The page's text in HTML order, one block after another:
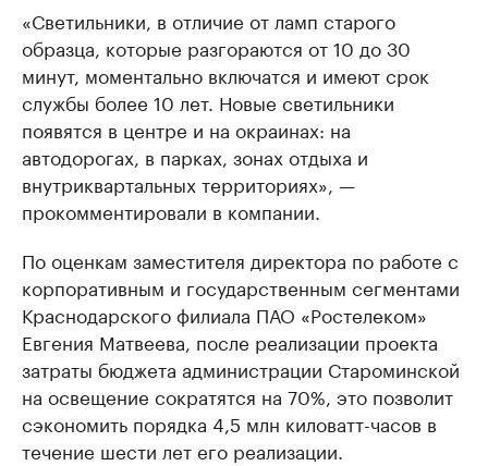
«Светильники, в отличие от ламп старого
образца, которые разгораются от 10 до 30
минут, моментально включатся и имеют срок
службы более 10 лет. Новые светильники
появятся в центре и на окраинах: на
автодорогах, в парках, зонах отдыха и
внутриквартальных территориях», —
прокомментировали в компании.
По оценкам заместителя директора по работе с
корпоративным и государственным сегментами
Краснодарского филиала ПАО «Ростелеком»
Евгения Матвеева, после реализации проекта
затраты бюджета администрации Староминской
на освещение сократятся на 70%, это позволит
сэкономить порядка 4,5 млн киловатт-часов в
течение шести лет его реализации.